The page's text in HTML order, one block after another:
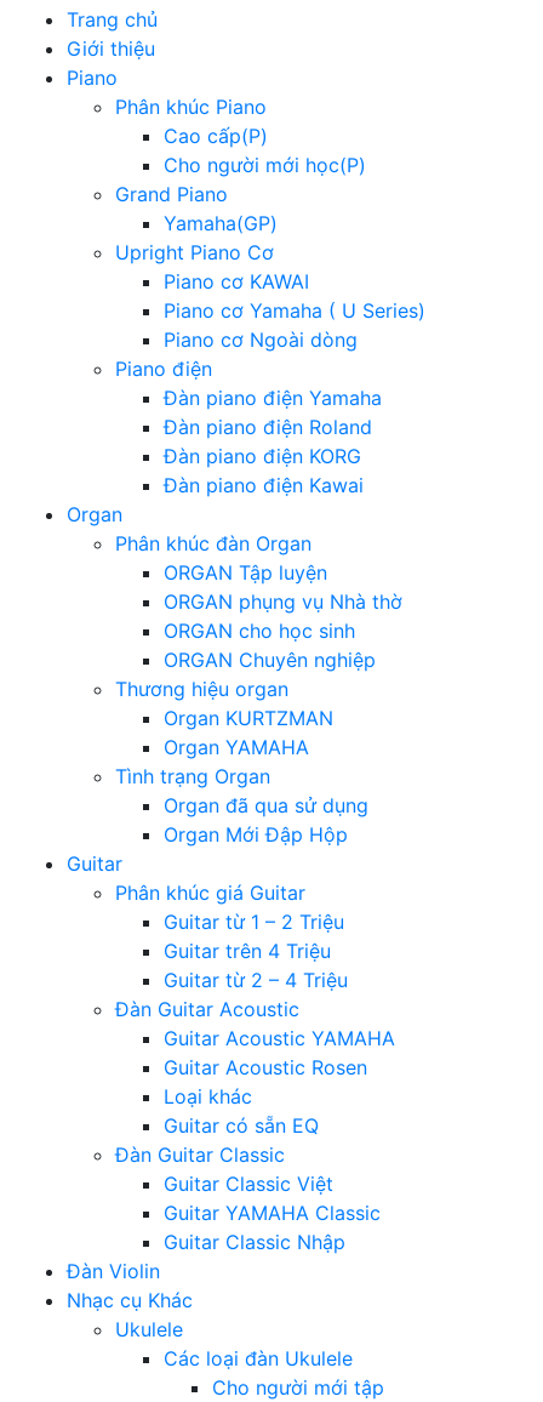
Trang chủ
Giới thiệu
Piano
Phân khúc Piano
Cao cấp(P)
Cho người mới học(P)
Grand Piano
Yamaha(GP)
Upright Piano Cơ
Piano cơ KAWAI
Piano cơ Yamaha ( U Series)
Piano cơ Ngoài dòng
Piano điện
Đàn piano điện Yamaha
Đàn piano điện Roland
Đàn piano điện KORG
Đàn piano điện Kawai
Organ
Phân khúc đàn Organ
ORGAN Tập luyện
ORGAN phụng vụ Nhà thờ
ORGAN cho học sinh
ORGAN Chuyên nghiệp
Thương hiệu organ
Organ KURTZMAN
Organ YAMAHA
Tình trạng Organ
Organ đã qua sử dụng
Organ Mới Đập Hộp
Guitar
Phân khúc giá Guitar
Guitar từ 1 – 2 Triệu
Guitar trên 4 Triệu
Guitar từ 2 – 4 Triệu
Đàn Guitar Acoustic
Guitar Acoustic YAMAHA
Guitar Acoustic Rosen
Loại khác
Guitar có sẵn EQ
Đàn Guitar Classic
Guitar Classic Việt
Guitar YAMAHA Classic
Guitar Classic Nhập
Đàn Violin
Nhạc cụ Khác
Ukulele
Các loại đàn Ukulele
Cho người mới tập